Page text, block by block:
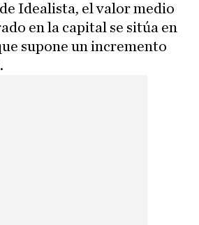
Idealista, el valor medio
en la capital se sitúa en
supone un incremento